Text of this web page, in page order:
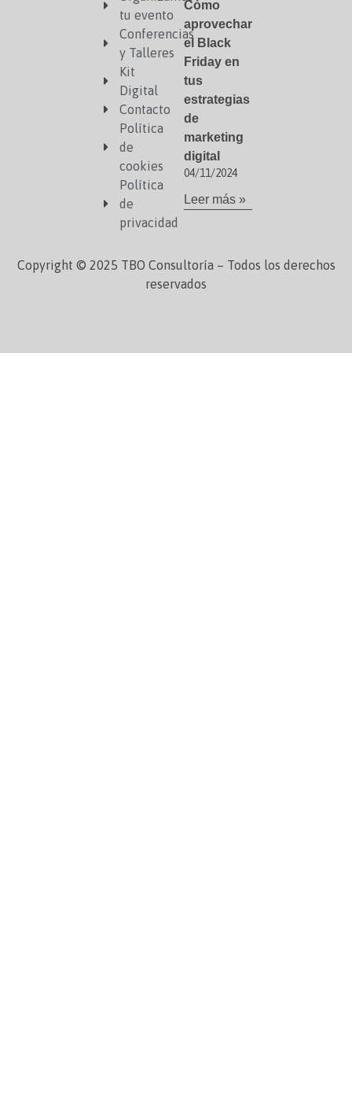
tu evento
Conferencias
y Talleres
Kit
Digital
Contacto
Política
de
cookies
Política
de
privacidad
Cómo
aprovechar
el Black
Friday en
tus
estrategias
de
marketing
digital
04/11/2024
Leer más »
Copyright © 2025 TBO Consultoría – Todos los derechos
reservados